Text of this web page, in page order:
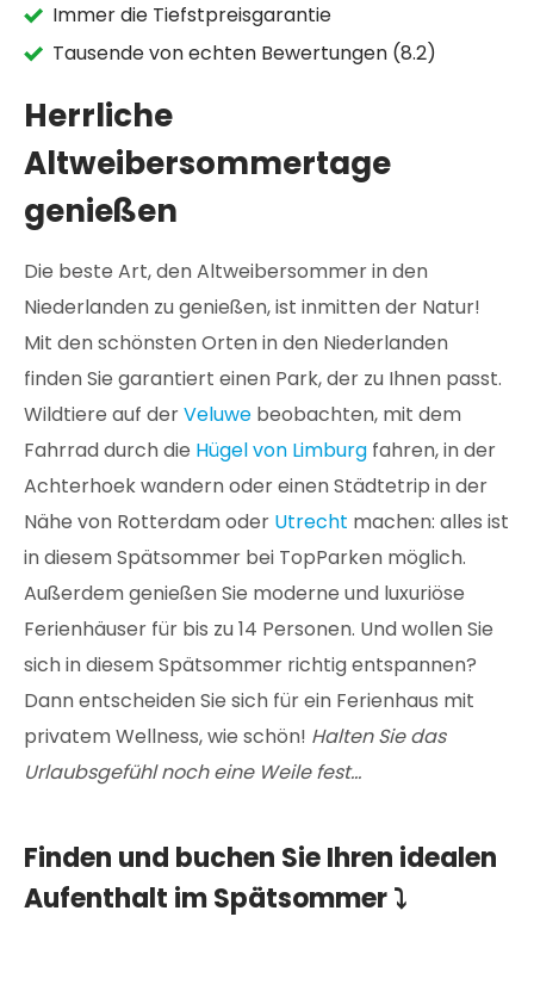
Immer die Tiefstpreisgarantie
Tausende von echten Bewertungen (8.2)
Herrliche
Altweibersommertage
genießen
Die beste Art, den Altweibersommer in den
Niederlanden zu genießen, ist inmitten der Natur!
Mit den schönsten Orten in den Niederlanden
finden Sie garantiert einen Park, der zu Ihnen passt.
Wildtiere auf derVeluwe beobachten, mit dem
Fahrrad durch die Hügel von Limburg fahren, in der
Achterhoek wandern oder einen Städtetrip in der
Nähe von Rotterdam oder Utrecht machen: alles ist
in diesem Spätsommer bei TopParken möglich.
Außerdem genießen Sie moderne und luxuriöse
Ferienhäuser für bis zu 14 Personen. Und wollen Sie
sich in diesem Spätsommer richtig entspannen?
Dann entscheiden Sie sich für ein Ferienhaus mit
privatem Wellness, wie schön! Halten Sie das
Urlaubsgefühl noch eine Weile fest...
Finden und buchen Sie Ihren idealen
Aufenthalt im Spätsommer ⤵